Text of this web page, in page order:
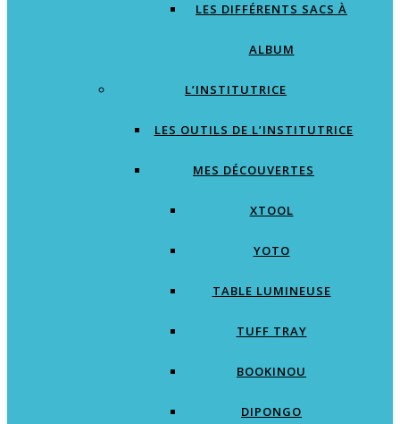
LES DIFFÉRENTS SACS À
ALBUM
L’INSTITUTRICE
LES OUTILS DE L’INSTITUTRICE
MES DÉCOUVERTES
XTOOL
YOTO
TABLE LUMINEUSE
TUFF TRAY
BOOKINOU
DIPONGO